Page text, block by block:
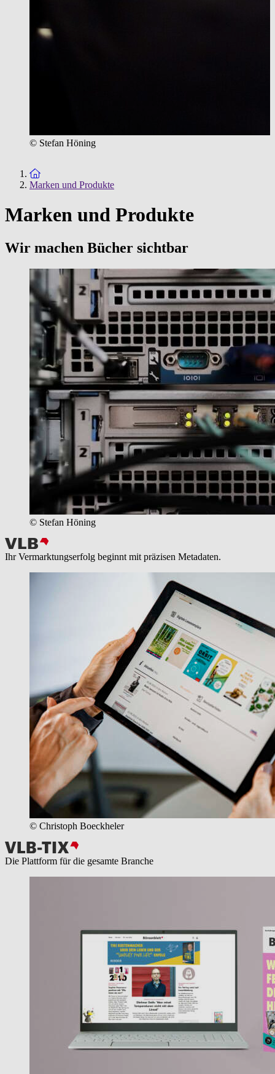
© Stefan Höning
Zur Startseite
Marken und Produkte
Marken und Produkte
Wir machen Bücher sichtbar
© Stefan Höning
Ihr Vermarktungserfolg beginnt mit präzisen Metadaten.
© Christoph Boeckheler
Die Plattform für die gesamte Branche